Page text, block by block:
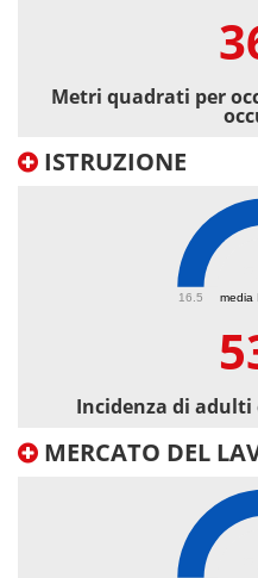
Metri quadrati per
ISTRUZIONE
media
16.5
Incidenza di
MERCATO DEL